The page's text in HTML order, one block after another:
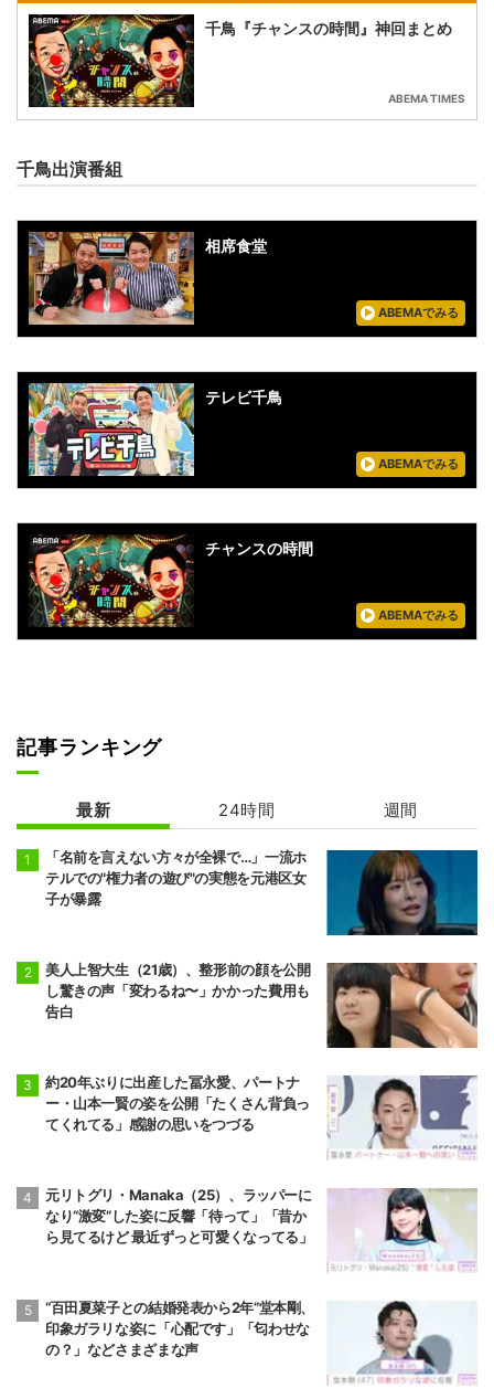
千鳥『チャンスの時間』神回まとめ
ABEMA TIMES
千鳥出演番組
相席食堂
ABEMAでみる
テレビ千鳥
ABEMAでみる
チャンスの時間
ABEMAでみる
記事ランキング
最新 24時間 週間
「名前を言えない方々が全裸で…」一流ホ
テルでの"権力者の遊び"の実態を元港区女
子が暴露
美人上智大生（21歳）、整形前の顔を公開
し驚きの声「変わるね〜」かかった費用も
告白
約20年ぶりに出産した冨永愛、パートナ
ー・山本一賢の姿を公開「たくさん背負っ
てくれてる」感謝の思いをつづる
元リトグリ・Manaka（25）、ラッパーに
なり“激変”した姿に反響「待って」「昔か
ら見てるけど 最近ずっと可愛くなってる」
“百田夏菜子との結婚発表から2年”堂本剛、
印象ガラリな姿に「心配です」「匂わせな
の？」などさまざまな声